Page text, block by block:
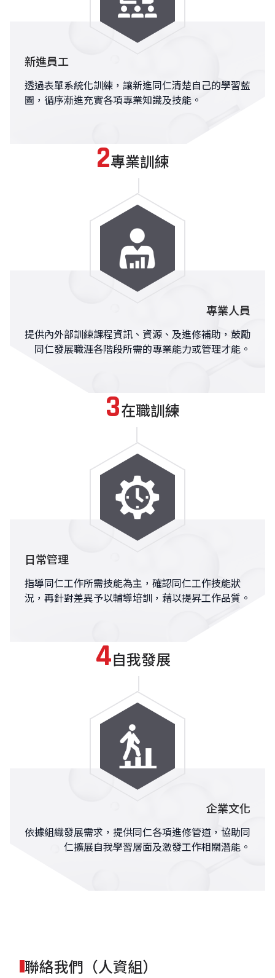
新進員工
透過表單系統化訓練，讓新進同仁清楚自己的學習藍
圖，循序漸進充實各項專業知識及技能。
專業訓練
專業人員
提供內外部訓練課程資訊、資源、及進修補助，鼓勵
同仁發展職涯各階段所需的專業能力或管理才能。
在職訓練
日常管理
指導同仁工作所需技能為主，確認同仁工作技能狀
況，再針對差異予以輔導培訓，藉以提昇工作品質。
自我發展
企業文化
依據組織發展需求，提供同仁各項進修管道，協助同
仁擴展自我學習層面及激發工作相關潛能。
聯絡我們（人資組）